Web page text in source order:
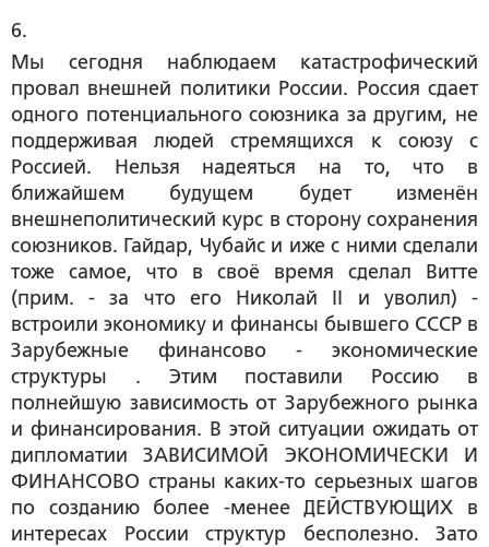
6.
Мы сегодня наблюдаем катастрофический
провал внешней политики России. Россия сдает
одного потенциального союзника за другим, не
поддерживая людей стремящихся к союзу с
Россией. Нельзя надеяться на то, что в
ближайшем будущем будет изменён
внешнеполитический курс в сторону сохранения
союзников. Гайдар, Чубайс и иже с ними сделали
тоже самое, что в своё время сделал Витте
(прим. - за что его Николай II и уволил) -
встроили экономику и финансы бывшего СССР в
Зарубежные финансово - экономические
структуры . Этим поставили Россию в
полнейшую зависимость от Зарубежного рынка
и финансирования. В этой ситуации ожидать от
дипломатии ЗАВИСИМОЙ ЭКОНОМИЧЕСКИ И
ФИНАНСОВО страны каких-то серьезных шагов
по созданию более -менее ДЕЙСТВУЮЩИХ в
интересах России структур бесполезно. Зато